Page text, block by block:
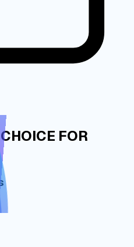
FOR